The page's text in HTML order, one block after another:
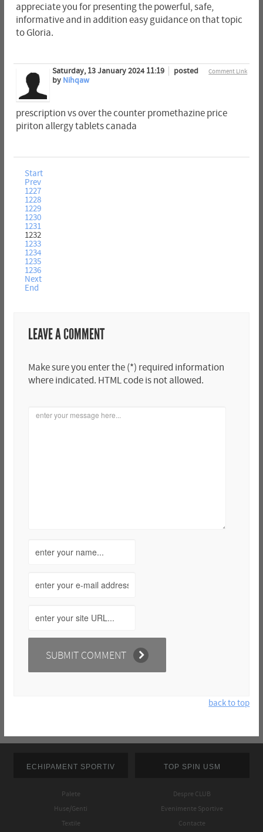
appreciate you for presenting the powerful, safe,
informative and in addition easy guidance on that topic
to Gloria.
Comment Link
Saturday, 13 January 2024 11:19
posted
by Nihqaw
prescription vs over the counter promethazine price
piriton allergy tablets canada
Start
Prev
1227
1228
1229
1230
1231
1232
1233
1234
1235
1236
Next
End
LEAVE A COMMENT
Make sure you enter the (*) required information
where indicated. HTML code is not allowed.
back to top
ECHIPAMENT SPORTIV
Palete
Huse/Genti
Textile
TOP SPIN USM
Despre CLUB
Evenimente Sportive
Contacte